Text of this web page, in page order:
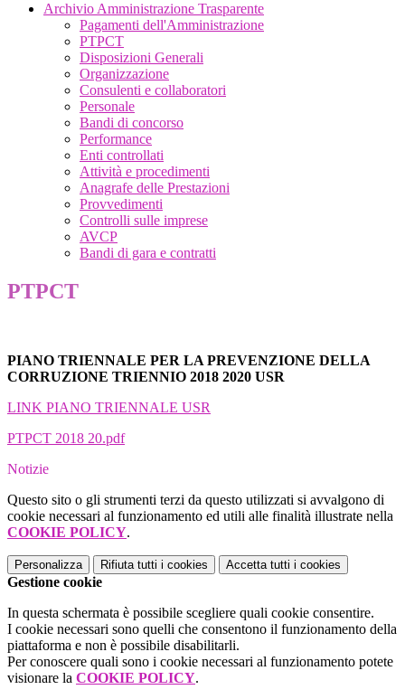
Archivio Amministrazione Trasparente
Pagamenti dell'Amministrazione
PTPCT
Disposizioni Generali
Organizzazione
Consulenti e collaboratori
Personale
Bandi di concorso
Performance
Enti controllati
Attività e procedimenti
Anagrafe delle Prestazioni
Provvedimenti
Controlli sulle imprese
AVCP
Bandi di gara e contratti
PTPCT
PIANO TRIENNALE PER LA PREVENZIONE DELLA
CORRUZIONE TRIENNIO 2018 2020 USR
LINK PIANO TRIENNALE USR
PTPCT 2018 20.pdf
Notizie
Questo sito o gli strumenti terzi da questo utilizzati si avvalgono di
cookie necessari al funzionamento ed utili alle finalità illustrate nella
COOKIE POLICY.
Personalizza Rifiuta tutti i cookies Accetta tutti i cookies
Gestione cookie
In questa schermata è possibile scegliere quali cookie consentire.
I cookie necessari sono quelli che consentono il funzionamento della
piattaforma e non è possibile disabilitarli.
Per conoscere quali sono i cookie necessari al funzionamento potete
visionare la COOKIE POLICY.